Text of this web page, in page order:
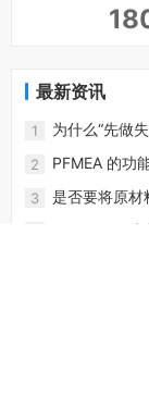
最新资讯
1
为什么“先做
FMEA软件-
2
PFMEA 的功
FMEA软件-
3
是否要将原材
FMEA软件-
PFMEA 5T